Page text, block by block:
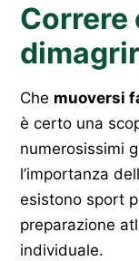
Correre
Che muoversi
è certo una
numerosissimi
l’importanza
esistono sport
preparazione
individuale.